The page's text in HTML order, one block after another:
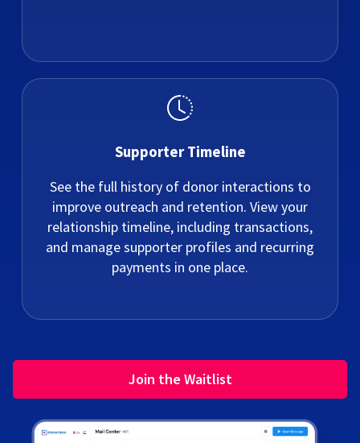
Supporter Timeline
See the full history of donor interactions to
improve outreach and retention. View your
relationship timeline, including transactions,
and manage supporter profiles and recurring
payments in one place.
Join the Waitlist